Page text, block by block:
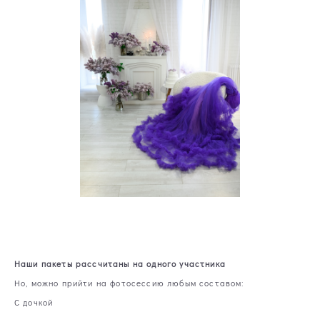
Наши пакеты рассчитаны на одного участника
Но, можно прийти на фотосессию любым составом:
С дочкой